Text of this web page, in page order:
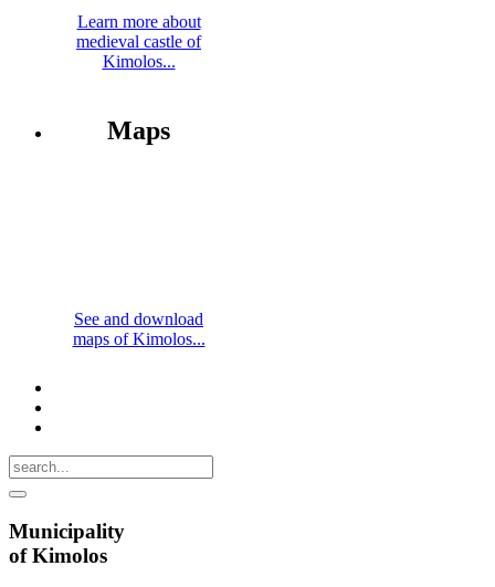
Learn more about
medieval castle of
Kimolos...
Maps
See and download
maps of Kimolos...
Municipality
of Kimolos